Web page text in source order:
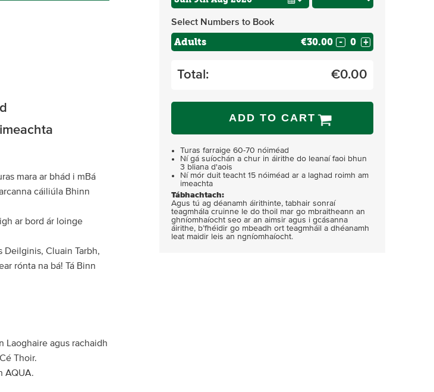
mara ar bhád i mBá
cáiliúla Bhinn
ar bord ár loinge
Cluain Tarbh,
rónta na bá! Tá Binn
Laoghaire agus rachaidh
Thoir.
AQUA.
Select Numbers to Book
Adults €30.00 - +
Total: €0.00
ADD TO CART
Turas farraige 60-70 nóiméad
Ní gá suíochán a chur in áirithe do leanaí faoi bhun
3 bliana d'aois
Ní mór duit teacht 15 nóiméad ar a laghad roimh am
imeachta
Tábhachtach:
Agus tú ag déanamh áirithinte, tabhair sonraí
teagmhála cruinne le do thoil mar go mbraitheann an
ghníomhaíocht seo ar an aimsir agus i gcásanna
áirithe, b’fhéidir go mbeadh ort teagmháil a dhéanamh
leat maidir leis an ngníomhaíocht.